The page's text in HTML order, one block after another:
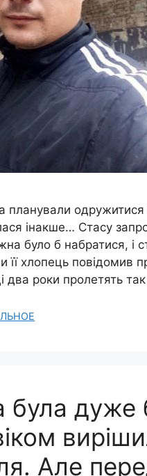
планували одружитися
інакше… Стасу
було б набратися, і
її хлопець повідомив
два роки пролетять
була
Але